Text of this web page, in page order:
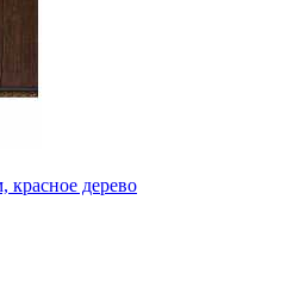
красное дерево